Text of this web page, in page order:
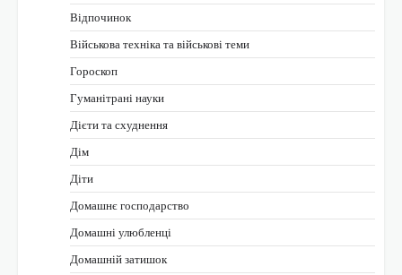
Відпочинок
Військова техніка та військові теми
Гороскоп
Гуманітрані науки
Дієти та схуднення
Дім
Діти
Домашнє господарство
Домашні улюбленці
Домашній затишок